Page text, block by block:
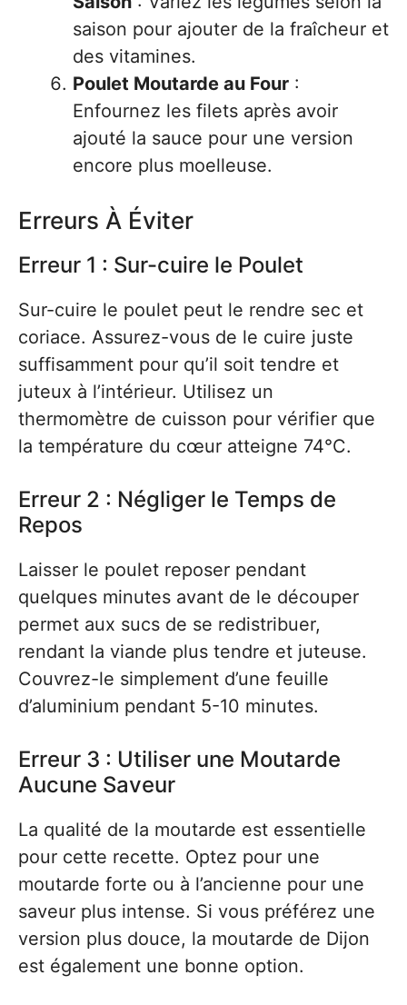
saison pour ajouter de la fraîcheur et
des vitamines.
Poulet Moutarde au Four :
Enfournez les filets après avoir
ajouté la sauce pour une version
encore plus moelleuse.
Erreurs À Éviter
Erreur 1 : Sur-cuire le Poulet
Sur-cuire le poulet peut le rendre sec et
coriace. Assurez-vous de le cuire juste
suffisamment pour qu’il soit tendre et
juteux à l’intérieur. Utilisez un
thermomètre de cuisson pour vérifier que
la température du cœur atteigne 74°C.
Erreur 2 : Négliger le Temps de
Repos
Laisser le poulet reposer pendant
quelques minutes avant de le découper
permet aux sucs de se redistribuer,
rendant la viande plus tendre et juteuse.
Couvrez-le simplement d’une feuille
d’aluminium pendant 5-10 minutes.
Erreur 3 : Utiliser une Moutarde
Aucune Saveur
La qualité de la moutarde est essentielle
pour cette recette. Optez pour une
moutarde forte ou à l’ancienne pour une
saveur plus intense. Si vous préférez une
version plus douce, la moutarde de Dijon
est également une bonne option.